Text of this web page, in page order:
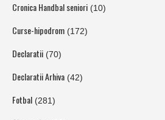
Cronica Handbal seniori (10)
Curse-hipodrom (172)
Declaratii (70)
Declaratii Arhiva (42)
Fotbal (281)